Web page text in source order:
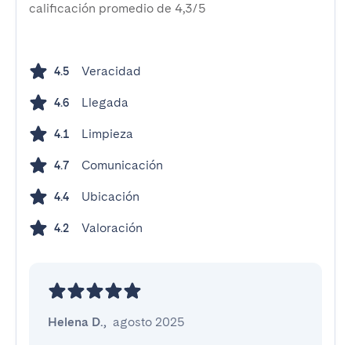
calificación promedio de 4,3/5
4.5 Veracidad
4.6 Llegada
4.1 Limpieza
4.7 Comunicación
4.4 Ubicación
4.2 Valoración
Helena D., agosto 2025